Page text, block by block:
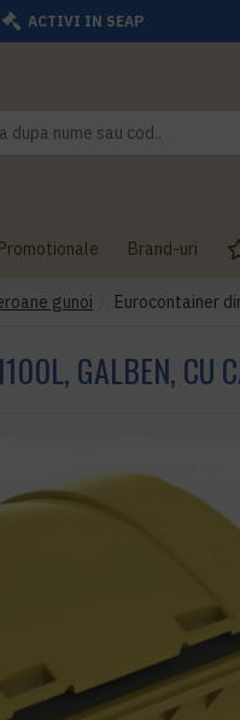
ACTIVI IN SEAP
Brand-uri
gunoi Eurocontainer
GALBEN, CU